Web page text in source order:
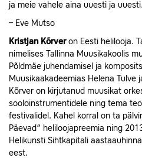
ja meie vahele aina uuesti ja
– Eve Mutso
Kristjan Kõrver on Eesti helilooja.
nimelises Tallinna Muusikakoolis
Põldmäe juhendamisel ja
Muusikaakadeemias Helena Tulve
Kõrver on kirjutanud muusikat
sooloinstrumentidele ning tema
festivalidel. Kahel korral on ta
Päevad“ heliloojapreemia ning
Helikunsti Sihtkapitali
eest.